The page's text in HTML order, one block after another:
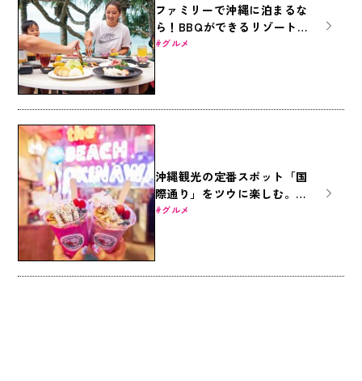
ファミリーで沖縄に泊まるな
ら！BBQができるリゾートホ
テル5選
グルメ
沖縄観光の定番スポット「国
際通り」をツウに楽しむ。お
すすめスポット6選
グルメ